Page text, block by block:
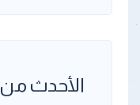
الأحدث من it.unit